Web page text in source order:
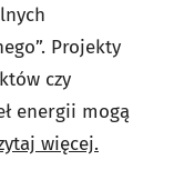
Projekty
czy
energii mogą
więcej.